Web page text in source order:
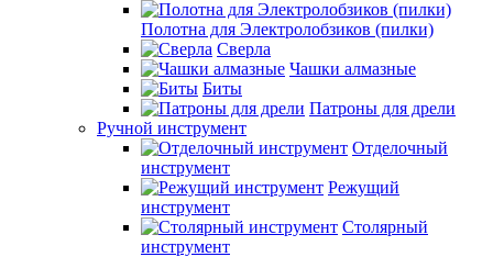
Полотна для Электролобзиков (пилки)
Сверла
Чашки алмазные
Биты
Патроны для дрели
Ручной инструмент
Отделочный
инструмент
Режущий
инструмент
Столярный
инструмент